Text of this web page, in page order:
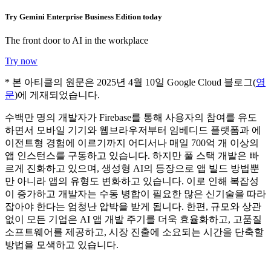
Try Gemini Enterprise Business Edition today
The front door to AI in the workplace
Try now
* 본 아티클의 원문은 2025년 4월 10일 Google Cloud 블로그(영
문)에 게재되었습니다.
수백만 명의 개발자가 Firebase를 통해 사용자의 참여를 유도
하면서 모바일 기기와 웹브라우저부터 임베디드 플랫폼과 에
이전트형 경험에 이르기까지 어디서나 매일 700억 개 이상의
앱 인스턴스를 구동하고 있습니다. 하지만 풀 스택 개발은 빠
르게 진화하고 있으며, 생성형 AI의 등장으로 앱 빌드 방법뿐
만 아니라 앱의 유형도 변화하고 있습니다. 이로 인해 복잡성
이 증가하고 개발자는 수동 병합이 필요한 많은 신기술을 따라
잡아야 한다는 엄청난 압박을 받게 됩니다. 한편, 규모와 상관
없이 모든 기업은 AI 앱 개발 주기를 더욱 효율화하고, 고품질
소프트웨어를 제공하고, 시장 진출에 소요되는 시간을 단축할
방법을 모색하고 있습니다.